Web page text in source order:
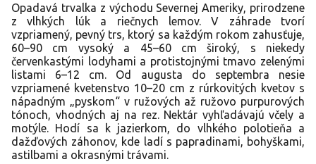
Opadavá trvalka z východu Severnej Ameriky, prirodzene
z vlhkých lúk a riečnych lemov. V záhrade tvorí
vzpriamený, pevný trs, ktorý sa každým rokom zahusťuje,
60–90 cm vysoký a 45–60 cm široký, s niekedy
červenkastými lodyhami a protistojnými tmavo zelenými
listami 6–12 cm. Od augusta do septembra nesie
vzpriamené kvetenstvo 10–20 cm z rúrkovitých kvetov s
nápadným „pyskom“ v ružových až ružovo purpurových
tónoch, vhodných aj na rez. Nektár vyhľadávajú včely a
motýle. Hodí sa k jazierkom, do vlhkého polotieňa a
dažďových záhonov, kde ladí s papradinami, bohyškami,
astilbami a okrasnými trávami.